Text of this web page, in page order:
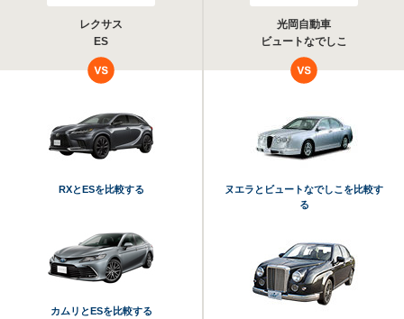
レクサス
ES
光岡自動車
ビュートなでしこ
RXとESを比較する
カムリとESを比較する
ヌエラとビュートなでしこを比較す
る